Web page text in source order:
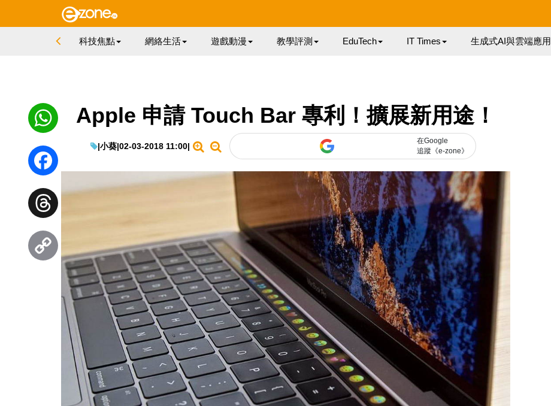
科技焦點 網絡生活 遊戲動漫 教學評測 EduTech IT Times 生成式AI與雲端應用
Apple 申請 Touch Bar 專利！擴展新用途！
|小葵|02-03-2018 11:00|
在Google
追蹤《e-zone》
WhatsApp
Facebook
Threads
Copy
Link